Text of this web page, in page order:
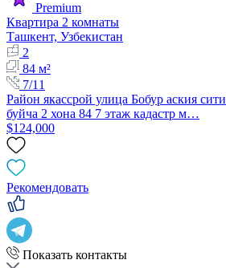
Premium
Квартира 2 комнаты
Ташкент, Узбекистан
2
84 м²
7/11
Район якассрой улица Бобур аския
буйча 2 хона 84 7 этаж кадастр м…
$124,000
Рекомендовать
Показать контакты